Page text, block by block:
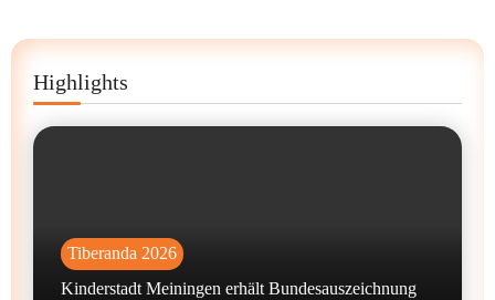
Highlights
Tiberanda 2026
Kinderstadt Meiningen erhält Bundesauszeichnung